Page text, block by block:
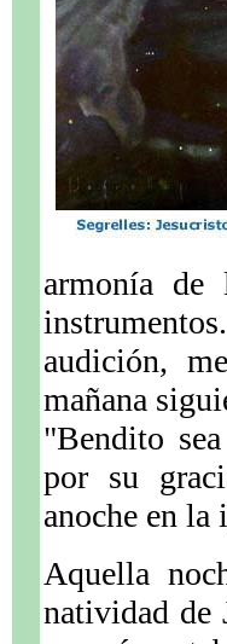
armonía de
audición,
mañana
"Bendito
por su
anoche en
Aquella
natividad de